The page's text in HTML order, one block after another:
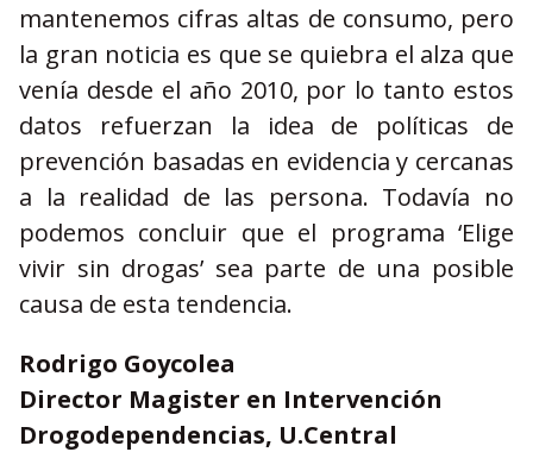
mantenemos cifras altas de consumo, pero
la gran noticia es que se quiebra el alza que
venía desde el año 2010, por lo tanto estos
datos refuerzan la idea de políticas de
prevención basadas en evidencia y cercanas
a la realidad de las persona. Todavía no
podemos concluir que el programa ‘Elige
vivir sin drogas’ sea parte de una posible
causa de esta tendencia.
Rodrigo Goycolea
Director Magister en Intervención
Drogodependencias, U.Central